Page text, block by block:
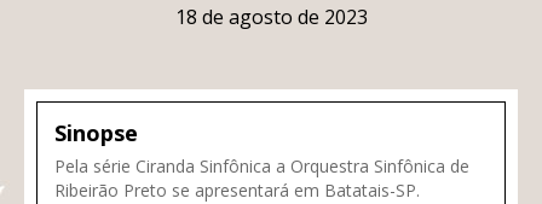
18 de agosto de 2023
Sinopse
Pela série Ciranda Sinfônica a Orquestra Sinfônica de
Ribeirão Preto se apresentará em Batatais-SP.